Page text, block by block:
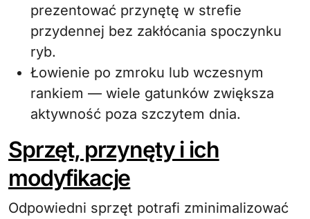
prezentować przynętę w strefie
przydennej bez zakłócania spoczynku
ryb.
Łowienie po zmroku lub wczesnym
rankiem — wiele gatunków zwiększa
aktywność poza szczytem dnia.
Sprzęt, przynęty i ich
modyfikacje
Odpowiedni sprzęt potrafi zminimalizować